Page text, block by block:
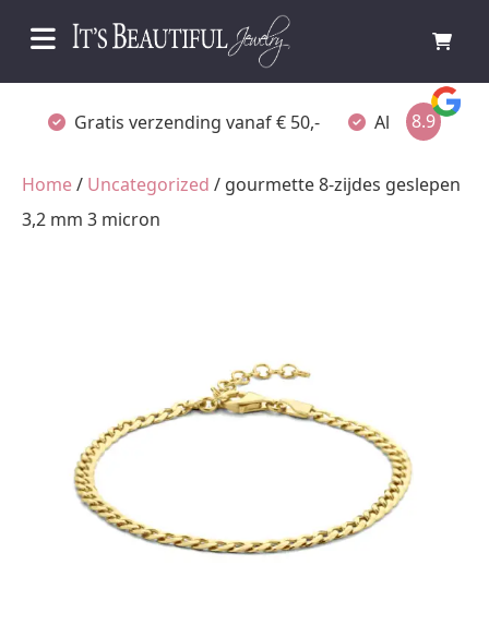
Gratis verzending vanaf € 50,- Altijd verpakt
8.9
Home/ Uncategorized / gourmette 8-zijdes geslepen
3,2 mm 3 micron